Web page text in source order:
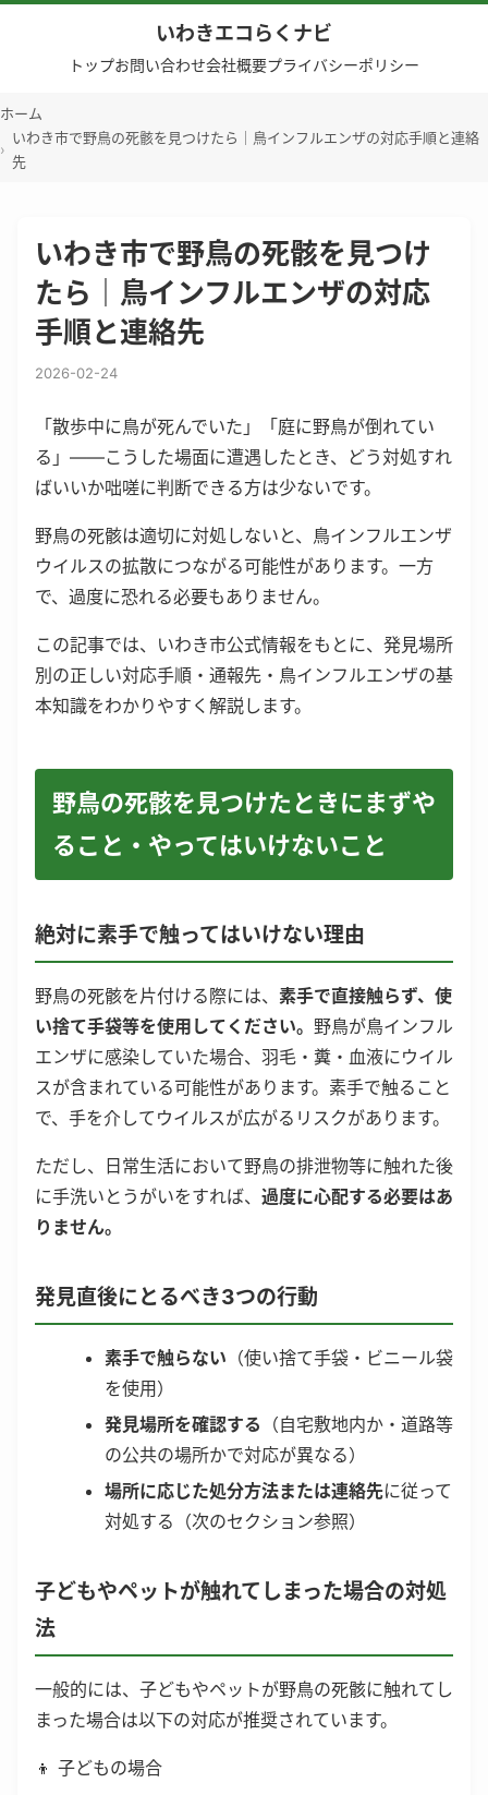
いわきエコらくナビ
トップお問い合わせ会社概要プライバシーポリシー
ホーム
いわき市で野鳥の死骸を見つけたら｜鳥インフルエンザの対応手順と連絡
先
いわき市で野鳥の死骸を見つけ
たら｜鳥インフルエンザの対応
手順と連絡先
2026-02-24
「散歩中に鳥が死んでいた」「庭に野鳥が倒れてい
る」——こうした場面に遭遇したとき、どう対処すれ
ばいいか咄嗟に判断できる方は少ないです。
野鳥の死骸は適切に対処しないと、鳥インフルエンザ
ウイルスの拡散につながる可能性があります。一方
で、過度に恐れる必要もありません。
この記事では、いわき市公式情報をもとに、発見場所
別の正しい対応手順・通報先・鳥インフルエンザの基
本知識をわかりやすく解説します。
野鳥の死骸を見つけたときにまずや
ること・やってはいけないこと
絶対に素手で触ってはいけない理由
野鳥の死骸を片付ける際には、 素手で直接触らず、使
い捨て手袋等を使用してください。 野鳥が鳥インフル
エンザに感染していた場合、羽毛・糞・血液にウイル
スが含まれている可能性があります。素手で触ること
で、手を介してウイルスが広がるリスクがあります。
ただし、日常生活において野鳥の排泄物等に触れた後
に手洗いとうがいをすれば、 過度に心配する必要はあ
りません。
発見直後にとるべき3つの行動
素手で触らない （使い捨て手袋・ビニール袋
を使用）
発見場所を確認する （自宅敷地内か・道路等
の公共の場所かで対応が異なる）
場所に応じた処分方法または連絡先に従って
対処する（次のセクション参照）
子どもやペットが触れてしまった場合の対処
法
一般的には、子どもやペットが野鳥の死骸に触れてし
まった場合は以下の対応が推奨されています。
👦 子どもの場合